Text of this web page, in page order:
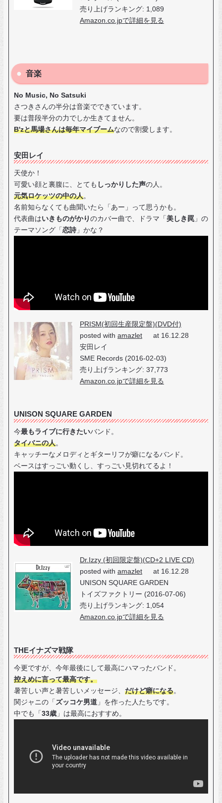
売り上げランキング: 1,089
Amazon.co.jpで詳細を見る
音楽
No Music, No Satsuki
さつきさんの半分は音楽でできています。
要は普段半分の力でしか生きてません。
B'zと馬場さんは毎年マイブームなので割愛します。
安田レイ
天使か！
可愛い顔と裏腹に、とても しっかりした声の人。
元気ロケッツの中の人。
名前知らなくても曲聞いたら「あー」って思うかも。
代表曲はいきものがかり のカバー曲で、ドラマ「 美しき罠 」の
テーマソング「 恋詩 」かな？
PRISM(初回生産限定盤)(DVD付)
posted with amazlet
at 16.12.28
安田レイ
SME Records (2016-02-03)
売り上げランキング: 37,773
Amazon.co.jpで詳細を見る
UNISON SQUARE GARDEN
今最もライブに行きたいバンド。
タイバニの人。
キャッチーなメロディとギターリフが癖になるバンド。
ベースはすっごい動くし、すっごい見切れてるよ！
Dr.Izzy (初回限定盤)(CD+2 LIVE CD)
posted with amazlet
at 16.12.28
UNISON SQUARE GARDEN
トイズファクトリー (2016-07-06)
売り上げランキング: 1,054
Amazon.co.jpで詳細を見る
THEイナズマ戦隊
今更ですが、今年最後にして最高にハマったバンド。
控えめに言って最高です。
暑苦しい声と暑苦しいメッセージ、 だけど癖になる。
関ジャニの「 ズッコケ男道 」を作った人たちです。
中でも「33歳 」は最高におすすめ。